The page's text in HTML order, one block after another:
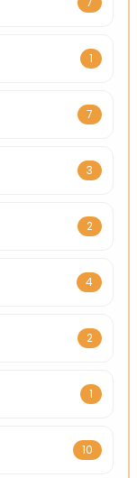
1
7
3
2
4
2
1
10